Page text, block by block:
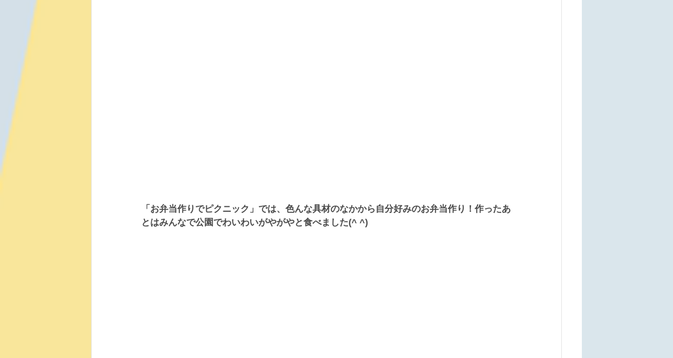
「お弁当作りでピクニック」では、色んな具材のなかから自分好みのお弁当作り！作ったあ
とはみんなで公園でわいわいがやがやと食べました(^ ^)